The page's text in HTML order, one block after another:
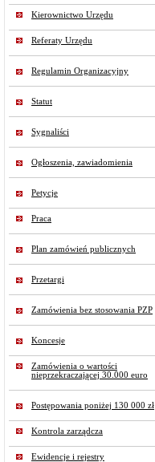
Kierownictwo Urzędu
Referaty Urzędu
Regulamin Organizacyjny
Statut
Sygnaliści
Ogłoszenia, zawiadomienia
Petycje
Praca
Plan zamówień publicznych
Przetargi
Zamówienia bez stosowania PZP
Koncesje
Zamówienia o wartości
nieprzekraczającej 30.000 euro
Postępowania poniżej 130 000 zł
Kontrola zarządcza
Ewidencje i rejestry